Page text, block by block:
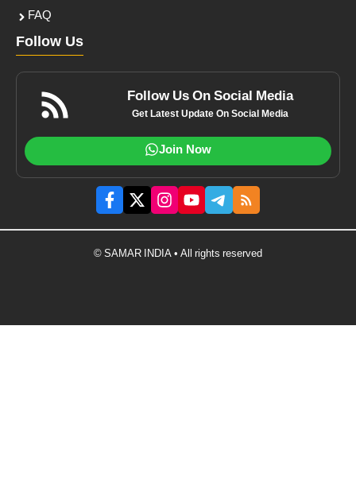
FAQ
Follow Us
Follow Us On Social Media
Get Latest Update On Social Media
Join Now
© SAMAR INDIA • All rights reserved